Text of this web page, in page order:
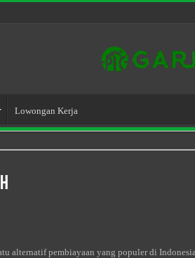
Lowongan Kerja
alternatif pembiayaan yang populer di